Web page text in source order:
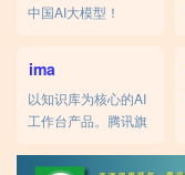
中国AI大模型！
ima
以知识库为核心的AI
工作台产品。腾讯旗